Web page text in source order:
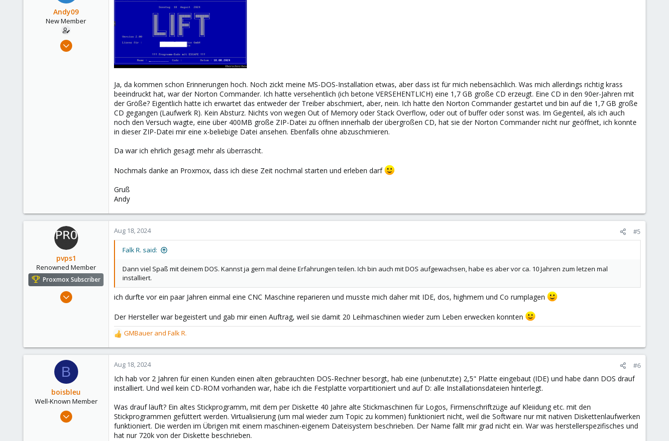
n
s
Andy09
New Member
Ja, da kommen schon Erinnerungen hoch. Noch zickt meine MS-DOS-Installation etwas, aber dass ist für mich nebensächlich. Was mich allerdings richtig krass
beeindruckt hat, war der Norton Commander. Ich hatte versehentlich (ich betone VERSEHENTLICH) eine 1,7 GB große CD erzeugt. Eine CD in den 90er-Jahren mit
der Größe? Eigentlich hatte ich erwartet das entweder der Treiber abschmiert, aber, nein. Ich hatte den Norton Commander gestartet und bin auf die 1,7 GB große
CD gegangen (Laufwerk R). Kein Absturz. Nichts von wegen Out of Memory oder Stack Overflow, oder out of buffer oder sonst was. Im Gegenteil, als ich auch
noch den Versuch wagte, eine über 400MB große ZIP-Datei zu öffnen innerhalb der übergroßen CD, hat sie der Norton Commander nicht nur geöffnet, ich konnte
in dieser ZIP-Datei mir eine x-beliebige Datei ansehen. Ebenfalls ohne abzuschmieren.
Da war ich ehrlich gesagt mehr als überrascht.
Nochmals danke an Proxmox, dass ich diese Zeit nochmal starten und erleben darf
Gruß
Andy
pvps1
Renowned Member
Proxmox Subscriber
May 24, 2016
proserver1.at
Aug 18, 2024 #5
Falk R. said:
Dann viel Spaß mit deinem DOS. Kannst ja gern mal deine Erfahrungen teilen. Ich bin auch mit DOS aufgewachsen, habe es aber vor ca. 10 Jahren zum letzen mal
installiert.
ich durfte vor ein paar Jahren einmal eine CNC Maschine reparieren und musste mich daher mit IDE, dos, highmem und Co rumplagen
Der Hersteller war begeistert und gab mir einen Auftrag, weil sie damit 20 Leihmaschinen wieder zum Leben erwecken konnten
R
e
a
c
i
o
s
:
GMBauer and Falk R.
B
boisbleu
Well-Known Member
Jul 15, 2022
Aug 18, 2024 #6
Ich hab vor 2 Jahren für einen Kunden einen alten gebrauchten DOS-Rechner besorgt, hab eine (unbenutzte) 2,5" Platte eingebaut (IDE) und habe dann DOS drauf
installiert. Und weil kein CD-ROM vorhanden war, habe ich die Festplatte vorpartitioniert und auf D: alle Installationsdateien hinterlegt.
Was drauf läuft? Ein altes Stickprogramm, mit dem per Diskette 40 Jahre alte Stickmaschinen für Logos, Firmenschriftzüge auf Kleiidung etc. mit den
Stickprogrammen gefüttert werden. Virtualisierung (um mal wieder zum Topic zu kommen) funktioniert nicht, weil die Software nur mit nativen Diskettenlaufwerken
funktioniert. Die werden im Übrigen mit einem maschinen-eigenem Dateisystem beschrieben. Der Name fällt mir grad nicht ein. War was herstellerspezifisches und
hat nur 720k von der Diskette beschrieben.